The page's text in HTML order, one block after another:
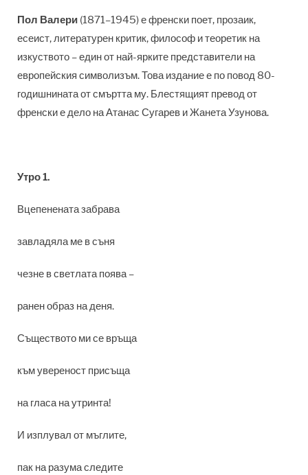
Пол Валери (1871–1945) е френски поет, прозаик,
есеист, литературен критик, философ и теоретик на
изкуството – един от най-ярките представители на
европейския символизъм. Това издание е по повод 80-
годишнината от смъртта му. Блестящият превод от
френски е дело на Атанас Сугарев и Жанета Узунова.
Утро 1.
Вцепенената забрава
завладяла ме в съня
чезне в светлата поява –
ранен образ на деня.
Съществото ми се връща
към увереност присъща
на гласа на утринта!
И изплувал от мъглите,
пак на разума следите